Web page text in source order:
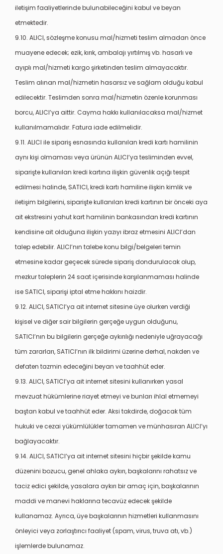
iletişim faaliyetlerinde bulunabileceğini kabul ve beyan
etmektedir.
9.10. ALICI, sözleşme konusu mal/hizmeti teslim almadan önce
muayene edecek; ezik, kırık, ambalajı yırtılmış vb. hasarlı ve
ayıplı mal/hizmeti kargo şirketinden teslim almayacaktır.
Teslim alınan mal/hizmetin hasarsız ve sağlam olduğu kabul
edilecektir. Teslimden sonra mal/hizmetin özenle korunması
borcu, ALICI’ya aittir. Cayma hakkı kullanılacaksa mal/hizmet
kullanılmamalıdır. Fatura iade edilmelidir.
9.11. ALICI ile sipariş esnasında kullanılan kredi kartı hamilinin
aynı kişi olmaması veya ürünün ALICI’ya tesliminden evvel,
siparişte kullanılan kredi kartına ilişkin güvenlik açığı tespit
edilmesi halinde, SATICI, kredi kartı hamiline ilişkin kimlik ve
iletişim bilgilerini, siparişte kullanılan kredi kartının bir önceki aya
ait ekstresini yahut kart hamilinin bankasından kredi kartının
kendisine ait olduğuna ilişkin yazıyı ibraz etmesini ALICI’dan
talep edebilir. ALICI’nın talebe konu bilgi/belgeleri temin
etmesine kadar geçecek sürede sipariş dondurulacak olup,
mezkur taleplerin 24 saat içerisinde karşılanmaması halinde
ise SATICI, siparişi iptal etme hakkını haizdir.
9.12. ALICI, SATICI’ya ait internet sitesine üye olurken verdiği
kişisel ve diğer sair bilgilerin gerçeğe uygun olduğunu,
SATICI’nın bu bilgilerin gerçeğe aykırılığı nedeniyle uğrayacağı
tüm zararları, SATICI’nın ilk bildirimi üzerine derhal, nakden ve
defaten tazmin edeceğini beyan ve taahhüt eder.
9.13. ALICI, SATICI’ya ait internet sitesini kullanırken yasal
mevzuat hükümlerine riayet etmeyi ve bunları ihlal etmemeyi
baştan kabul ve taahhüt eder. Aksi takdirde, doğacak tüm
hukuki ve cezai yükümlülükler tamamen ve münhasıran ALICI’yı
bağlayacaktır.
9.14. ALICI, SATICI’ya ait internet sitesini hiçbir şekilde kamu
düzenini bozucu, genel ahlaka aykırı, başkalarını rahatsız ve
taciz edici şekilde, yasalara aykırı bir amaç için, başkalarının
maddi ve manevi haklarına tecavüz edecek şekilde
kullanamaz. Ayrıca, üye başkalarının hizmetleri kullanmasını
önleyici veya zorlaştırıcı faaliyet (spam, virus, truva atı, vb.)
işlemlerde bulunamaz.